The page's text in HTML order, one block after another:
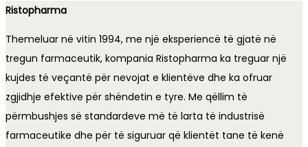
Ristopharma
Themeluar në vitin 1994, me një eksperiencë të gjatë në
tregun farmaceutik, kompania Ristopharma ka treguar një
kujdes të veçantë për nevojat e klientëve dhe ka ofruar
zgjidhje efektive për shëndetin e tyre. Me qëllim të
përmbushjes së standardeve më të larta të industrisë
farmaceutike dhe për të siguruar që klientët tane të kenë